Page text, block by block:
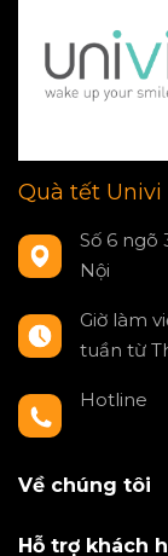
Quà tết
Số 6 ngõ
Nội
Giờ làm
tuần từ
Hotline
Về chúng tôi
Hỗ trợ khách